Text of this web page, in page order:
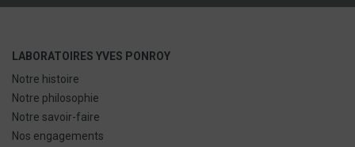
LABORATOIRES YVES PONROY
Notre histoire
Notre philosophie
Notre savoir-faire
Nos engagements